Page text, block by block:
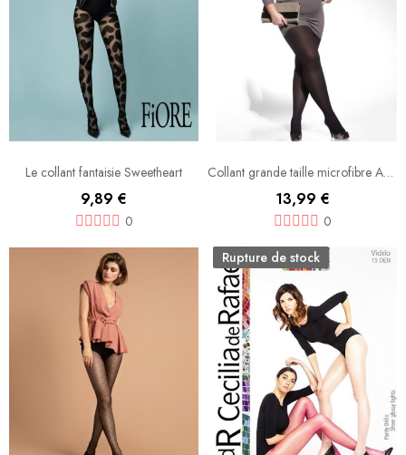
Le collant fantaisie Sweetheart
9,89 €
0
Collant grande taille microfibre AMY
13,99 €
0
Rupture de stock